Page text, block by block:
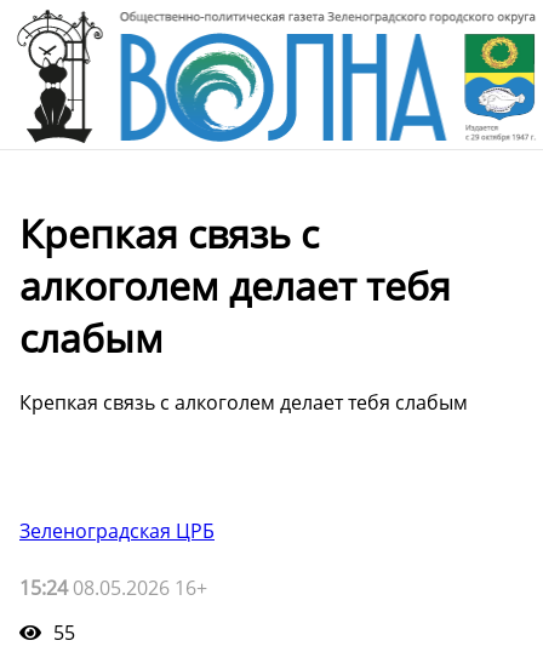
Крепкая связь с
алкоголем делает тебя
слабым
Крепкая связь с алкоголем делает тебя слабым
Зеленоградская ЦРБ
15:2408.05.2026 16+
55